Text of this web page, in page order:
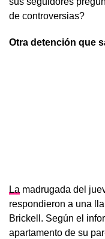
de controversias?
Otra detención que
La madrugada del
respondieron a una
Brickell. Según el
apartamento de su